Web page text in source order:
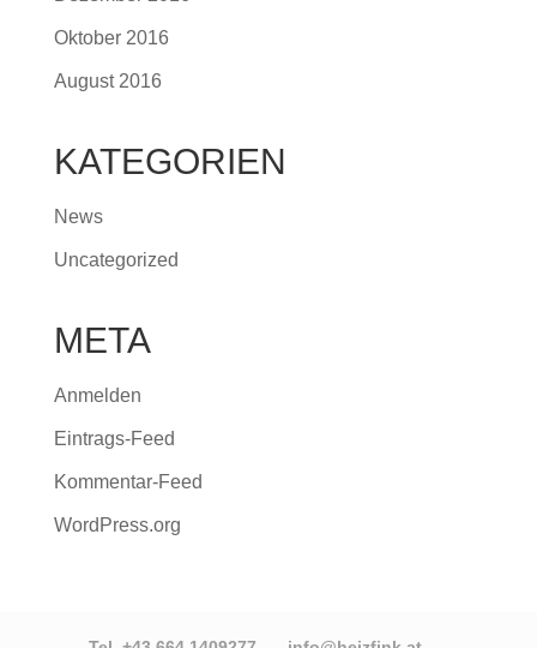
Oktober 2016
August 2016
KATEGORIEN
News
Uncategorized
META
Anmelden
Eintrags-Feed
Kommentar-Feed
WordPress.org